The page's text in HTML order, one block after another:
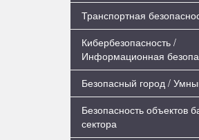
Транспортная
Кибербезопасность /
Информационная
Безопасный город /
Безопасность объектов
сектора